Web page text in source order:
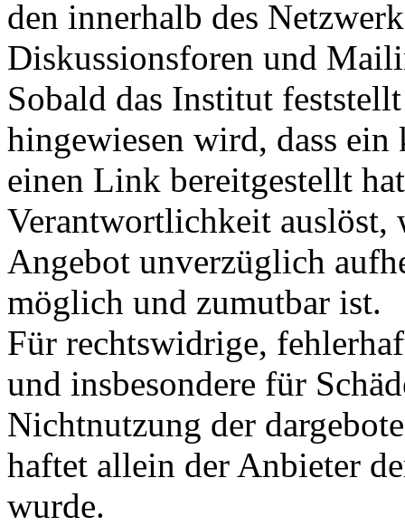
den innerhalb des
Diskussionsforen und
Sobald das Institut
hingewiesen wird, dass ein
einen Link bereitgestellt
Verantwortlichkeit auslöst,
Angebot unverzüglich
möglich und zumutbar ist.
Für rechtswidrige,
und insbesondere für
Nichtnutzung der
haftet allein der Anbieter
wurde.